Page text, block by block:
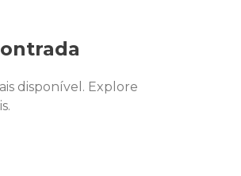
disponível. Explore